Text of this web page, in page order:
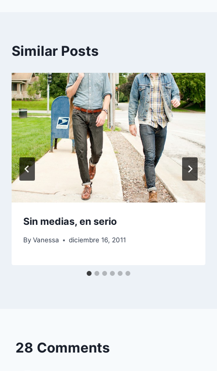
Similar Posts
Sin medias, en serio
By Vanessa diciembre 16, 2011
28 Comments